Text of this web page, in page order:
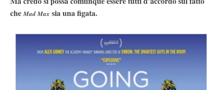
che Mad Max sia una figata.